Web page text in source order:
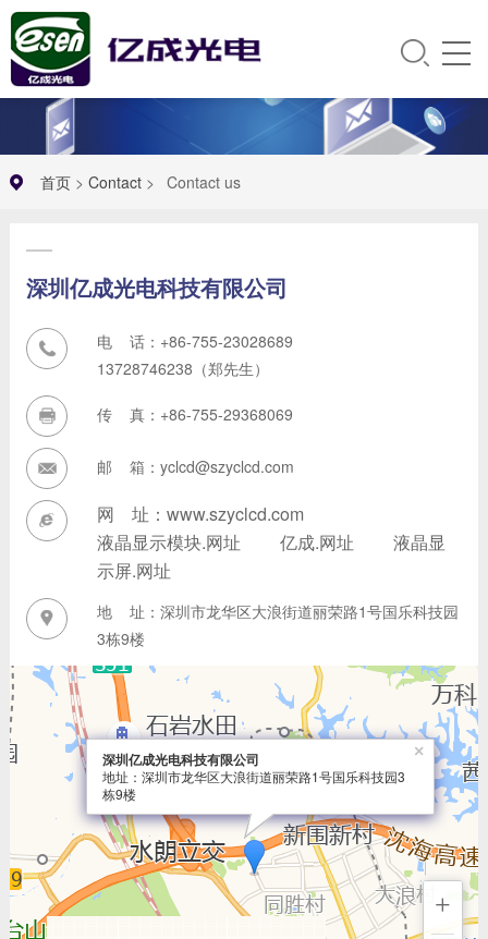
首页> Contact> Contact us
深圳亿成光电科技有限公司
电 话：+86-755-23028689
13728746238（郑先生）
传 真：+86-755-29368069
邮 箱：yclcd@szyclcd.com
网 址：www.szyclcd.com
液晶显示模块.网址
亿成.网址
液晶显
示屏.网址
地 址：深圳市龙华区大浪街道丽荣路1号国乐科技园
3栋9楼
深圳亿成光电科技有限公司
地址：深圳市龙华区大浪街道丽荣路1号国乐科技园3
栋9楼
×
+